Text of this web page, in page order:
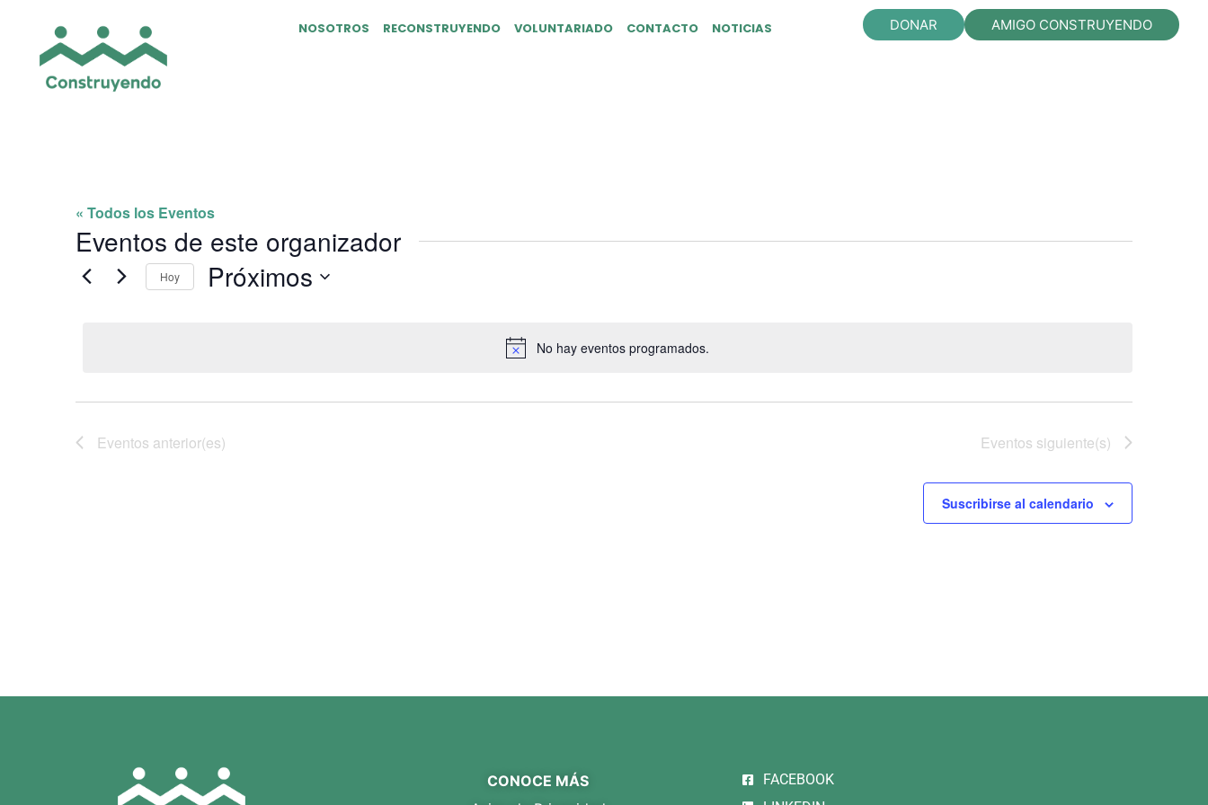
NOSOTROS RECONSTRUYENDO VOLUNTARIADO CONTACTO NOTICIAS DONAR AMIGO CONSTRUYENDO
« Todos los Eventos
Eventos de este organizador
Aviso
No hay eventos programados.
Hoy Próximos
Eventos anterior(es) Eventos siguiente(s)
Suscribirse al calendario
CONOCE MÁS
FACEBOOK